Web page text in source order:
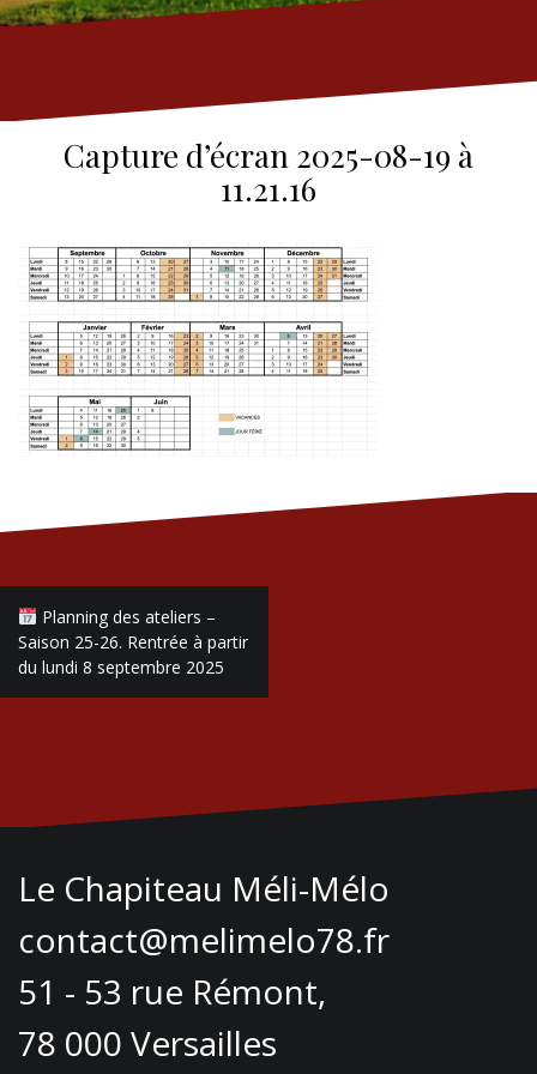
Capture d’écran 2025-08-19 à
11.21.16
Navigation
de
l’article
Planning des ateliers –
Saison 25-26. Rentrée à partir
du lundi 8 septembre 2025
Le Chapiteau Méli-Mélo
contact@melimelo78.fr
51 - 53 rue Rémont,
78 000 Versailles